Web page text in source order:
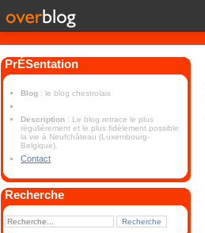
PrÉSentation
Blog : le blog chestrolais
Description : Le blog retrace le plus
régulièrement et le plus fidèlement possible
la vie à Neufchâteau (Luxembourg-
Belgique).
Contact
Recherche